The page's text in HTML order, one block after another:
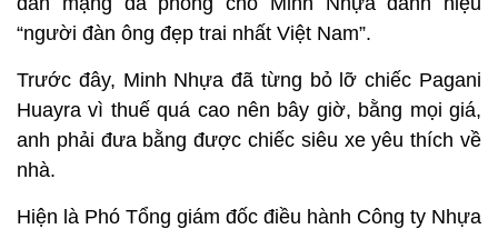
“người đàn ông đẹp trai nhất Việt Nam”.
Trước đây, Minh Nhựa đã từng bỏ lỡ chiếc Pagani
Huayra vì thuế quá cao nên bây giờ, bằng mọi giá,
anh phải đưa bằng được chiếc siêu xe yêu thích về
nhà.
Hiện là Phó Tổng giám đốc điều hành Công ty Nhựa